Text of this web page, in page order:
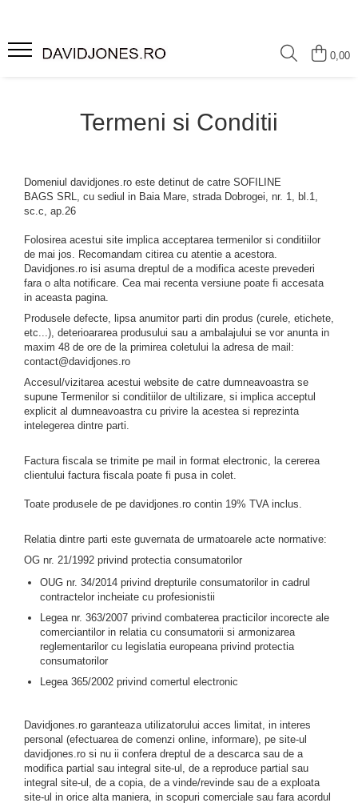
Femei
Camasi si topuri
Incaltaminte
Cizme si botine
Mocasini si balerini
Pantofi
0,00
Termeni si Conditii
Domeniul davidjones.ro este detinut de catre SOFILINE
BAGS SRL, cu sediul in Baia Mare, strada Dobrogei, nr. 1, bl.1,
sc.c, ap.26
Folosirea acestui site implica acceptarea termenilor si conditiilor
de mai jos. Recomandam citirea cu atentie a acestora.
Davidjones.ro isi asuma dreptul de a modifica aceste prevederi
fara o alta notificare. Cea mai recenta versiune poate fi accesata
in aceasta pagina.
Produsele defecte, lipsa anumitor parti din produs (curele, etichete,
etc...), deterioararea produsului sau a ambalajului se vor anunta in
maxim 48 de ore de la primirea coletului la adresa de mail:
contact@davidjones.ro
Accesul/vizitarea acestui website de catre dumneavoastra se
supune Termenilor si conditiilor de ultilizare, si implica acceptul
explicit al dumneavoastra cu privire la acestea si reprezinta
intelegerea dintre parti.
Factura fiscala se trimite pe mail in format electronic, la cererea
clientului factura fiscala poate fi pusa in colet.
Toate produsele de pe davidjones.ro contin 19% TVA inclus.
Relatia dintre parti este guvernata de urmatoarele acte normative:
OG nr. 21/1992 privind protectia consumatorilor
OUG nr. 34/2014 privind drepturile consumatorilor in cadrul
contractelor incheiate cu profesionistii
Legea nr. 363/2007 privind combaterea practicilor incorecte ale
comerciantilor in relatia cu consumatorii si armonizarea
reglementarilor cu legislatia europeana privind protectia
consumatorilor
Legea 365/2002 privind comertul electronic
Davidjones.ro garanteaza utilizatorului acces limitat, in interes
personal (efectuarea de comenzi online, informare), pe site-ul
davidjones.ro si nu ii confera dreptul de a descarca sau de a
modifica partial sau integral site-ul, de a reproduce partial sau
integral site-ul, de a copia, de a vinde/revinde sau de a exploata
site-ul in orice alta maniera, in scopuri comerciale sau fara acordul